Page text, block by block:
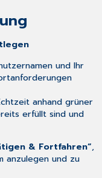
und Ihr
anhand grüner
erfüllt sind und
& Fortfahren“,
anzulegen und zu